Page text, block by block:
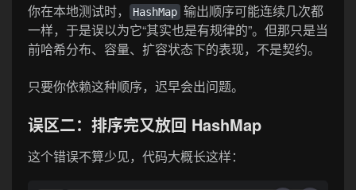
你在本地测试时， HashMap 输出顺序可能连续几次都
一样，于是误以为它“其实也是有规律的”。但那只是当
前哈希分布、容量、扩容状态下的表现，不是契约。
只要你依赖这种顺序，迟早会出问题。
误区二：排序完又放回 HashMap
这个错误不算少见，代码大概长这样：